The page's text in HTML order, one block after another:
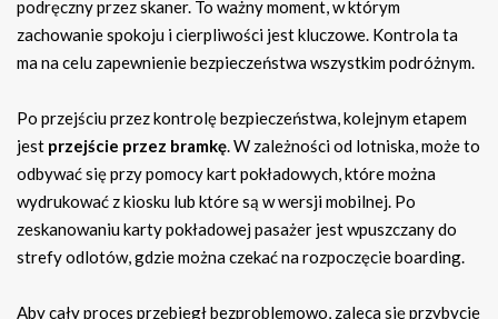
podręczny przez skaner. To ważny moment, w którym
zachowanie spokoju i cierpliwości jest kluczowe. Kontrola ta
ma na celu zapewnienie bezpieczeństwa wszystkim podróżnym.
Po przejściu przez kontrolę bezpieczeństwa, kolejnym etapem
jest przejście przez bramkę. W zależności od lotniska, może to
odbywać się przy pomocy kart pokładowych, które można
wydrukować z kiosku lub które są w wersji mobilnej. Po
zeskanowaniu karty pokładowej pasażer jest wpuszczany do
strefy odlotów, gdzie można czekać na rozpoczęcie boarding.
Aby cały proces przebiegł bezproblemowo, zaleca się przybycie